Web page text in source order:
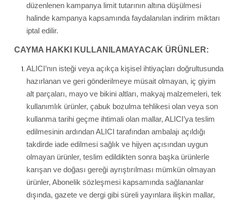
düzenlenen kampanya limit tutarının altına düşülmesi
halinde kampanya kapsamında faydalanılan indirim miktarı
iptal edilir.
CAYMA HAKKI KULLANILAMAYACAK ÜRÜNLER:
ALICI’nın isteği veya açıkça kişisel ihtiyaçları doğrultusunda
hazırlanan ve geri gönderilmeye müsait olmayan, iç giyim
alt parçaları, mayo ve bikini altları, makyaj malzemeleri, tek
kullanımlık ürünler, çabuk bozulma tehlikesi olan veya son
kullanma tarihi geçme ihtimali olan mallar, ALICI’ya teslim
edilmesinin ardından ALICI tarafından ambalajı açıldığı
takdirde iade edilmesi sağlık ve hijyen açısından uygun
olmayan ürünler, teslim edildikten sonra başka ürünlerle
karışan ve doğası gereği ayrıştırılması mümkün olmayan
ürünler, Abonelik sözleşmesi kapsamında sağlananlar
dışında, gazete ve dergi gibi süreli yayınlara ilişkin mallar,